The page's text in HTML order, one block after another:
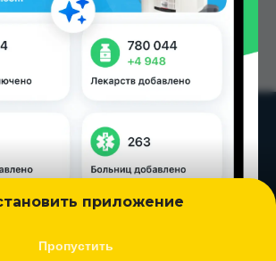
приложение
Пропустить